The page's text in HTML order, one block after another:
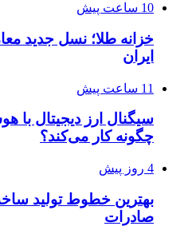
10 ساعت پیش
خزانه طلا؛ نسل جدید
ایران
11 ساعت پیش
سیگنال ارز دیجیتال
چگونه کار می‌کند؟
4 روز پیش
بهترین خطوط تولید
صادرات